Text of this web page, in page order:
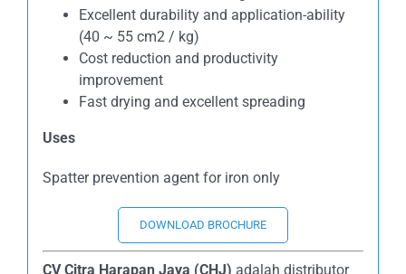
Excellent durability and application-ability
(40 ~ 55 cm2 / kg)
Cost reduction and productivity
improvement
Fast drying and excellent spreading
Uses
Spatter prevention agent for iron only
DOWNLOAD BROCHURE
CV Citra Harapan Jaya (CHJ) adalah distributor